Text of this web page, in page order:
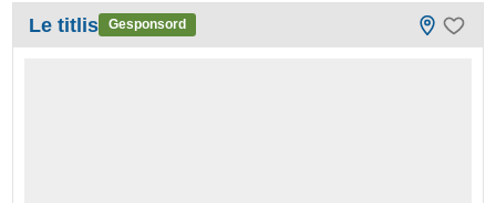
Le titlis Gesponsord